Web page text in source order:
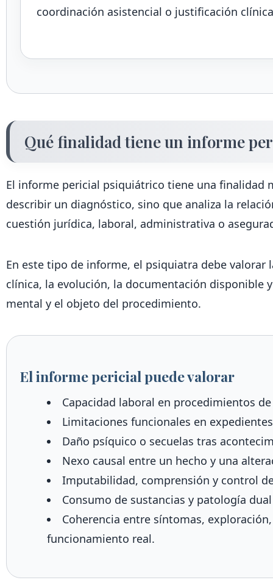
coordinación asistencial o justificación
Qué finalidad tiene un informe
El informe pericial psiquiátrico tiene una finalidad
describir un diagnóstico, sino que analiza la
cuestión jurídica, laboral, administrativa o
En este tipo de informe, el psiquiatra debe valorar
clínica, la evolución, la documentación disponible
mental y el objeto del procedimiento.
El informe pericial puede valorar
Capacidad laboral en procedimientos
Limitaciones funcionales en
Daño psíquico o secuelas tras
Nexo causal entre un hecho y una
Imputabilidad, comprensión y control
Consumo de sustancias y patología
Coherencia entre síntomas,
funcionamiento real.